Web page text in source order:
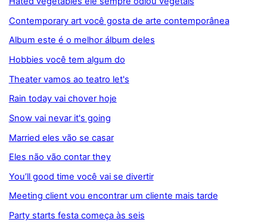
Contemporary art você gosta de arte contemporânea
Album este é o melhor álbum deles
Hobbies você tem algum do
Theater vamos ao teatro let's
Rain today vai chover hoje
Snow vai nevar it's going
Married eles vão se casar
Eles não vão contar they
You’ll good time você vai se divertir
Meeting client vou encontrar um cliente mais tarde
Party starts festa começa às seis